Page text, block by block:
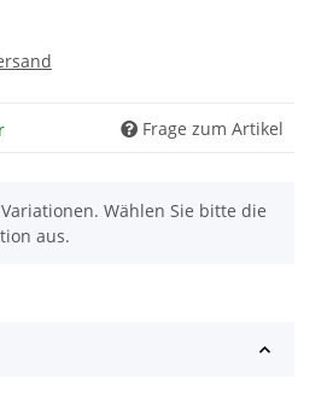
Frage zum Artikel
Wählen Sie bitte die
aus.